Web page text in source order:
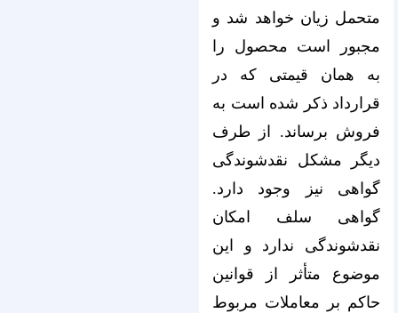
متحمل زیان خواهد شد و
مجبور است محصول را
به همان قیمتی که در
قرارداد ذکر شده است به
فروش برساند. از طرف
دیگر مشکل نقدشوندگی
گواهی نیز وجود دارد.
گواهی سلف امکان
نقدشوندگی ندارد و این
موضوع متأثر از قوانین
حاکم بر معاملات مربوط